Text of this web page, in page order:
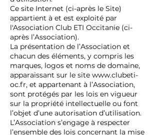
Ce site Internet (ci-après le Site)
appartient à et est exploité par
l'Association Club ETI Occitanie (ci-
après l’Association).
La présentation de l’Association et
chacun des éléments, y compris les
marques, logos et noms de domaine,
apparaissant sur le site www.clubeti-
oc.fr, et appartenant à l’Association,
sont protégés par les lois en vigueur
sur la propriété intellectuelle ou font
l’objet d’une autorisation d’utilisation.
L’Association s’engage à respecter
l’ensemble des lois concernant la mise